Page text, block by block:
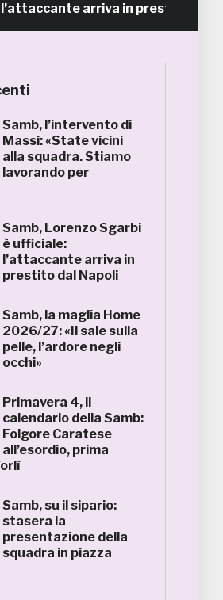
arriva in prestito dal Napoli
Samb, l’intervento di
Massi: «State vicini
alla squadra. Stiamo
lavorando per
Samb, Lorenzo Sgarbi
è ufficiale:
l’attaccante arriva in
prestito dal Napoli
Samb, la maglia Home
2026/27: «Il sale sulla
pelle, l’ardore negli
occhi»
Primavera 4, il
calendario della Samb:
Folgore Caratese
all’esordio, prima
Samb, su il sipario:
stasera la
presentazione della
squadra in piazza